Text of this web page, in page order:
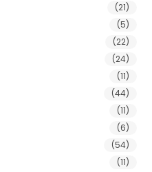
(21)
(5)
(22)
(24)
(11)
(44)
(11)
(6)
(54)
(11)